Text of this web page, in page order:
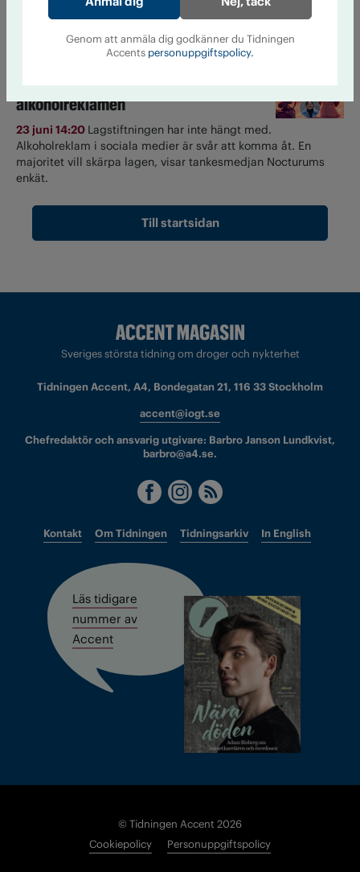
Alexandra Holm med sig av sin nyktra livsstil. Här är hennes
bästa tips på alkoholfri dryck till semestern.
Så tycker partierna om
alkoholreklamen
23 juni 14:20 Lagstiftningen har inte hängt med.
Alkoholreklam i sociala medier är svår att komma åt. En
majoritet vill skärpa lagen, visar tankesmedjan Nocturums
enkät.
Till startsidan
Sveriges största tidning om droger och nykterhet
Tidningen Accent, A4, Bondegatan 21, 116 33 Stockholm
accent@iogt.se
Chefredaktör och ansvarig utgivare: Barbro Janson Lundkvist,
barbro@a4.se.
Kontakt Om Tidningen Tidningsarkiv In English
Läs tidigare
nummer av
Accent
© Tidningen Accent 2026
Cookiepolicy
Personuppgiftspolicy
Genom att anmäla dig godkänner du Tidningen
Accents personuppgiftspolicy.